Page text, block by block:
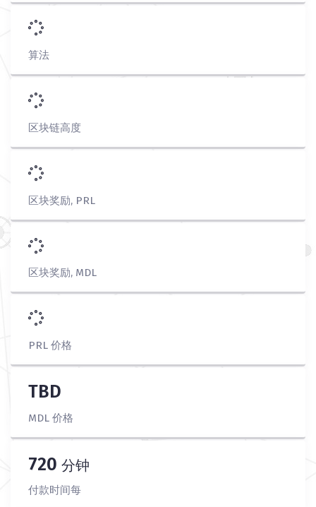
算法
区块链高度
区块奖励, PRL
区块奖励, MDL
PRL 价格
TBD
MDL 价格
720 分钟
付款时间每